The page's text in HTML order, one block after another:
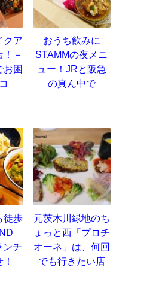
クア
！－
お困
おうち飲みに
STAMMの夜メニ
ュー！JRと阪急
の真ん中で
徒歩
ンチ
元茨木川緑地のち
ょっと西「プロチ
オーネ」は、何回
でも行きたい店